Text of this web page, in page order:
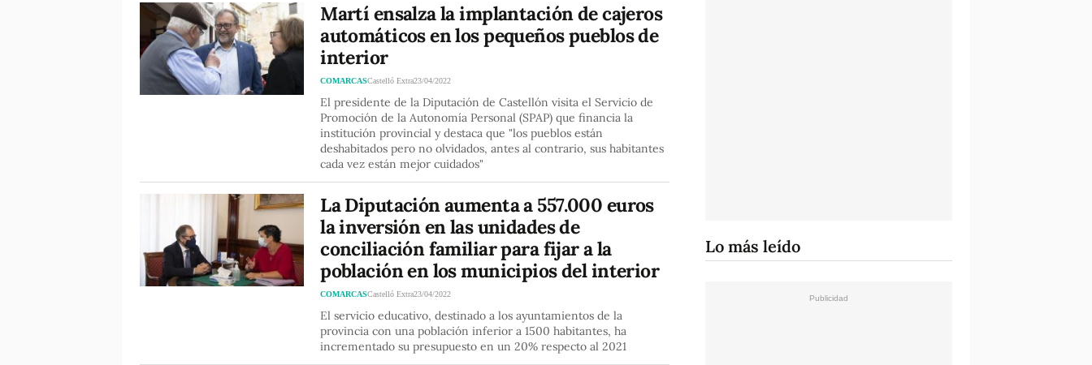
Martí ensalza la implantación de cajeros
automáticos en los pequeños pueblos de
interior
COMARCASCastelló Extra23/04/2022
El presidente de la Diputación de Castellón visita el Servicio de
Promoción de la Autonomía Personal (SPAP) que financia la
institución provincial y destaca que "los pueblos están
deshabitados pero no olvidados, antes al contrario, sus habitantes
cada vez están mejor cuidados"
La Diputación aumenta a 557.000 euros
la inversión en las unidades de
conciliación familiar para fijar a la
población en los municipios del interior
COMARCASCastelló Extra23/04/2022
El servicio educativo, destinado a los ayuntamientos de la
provincia con una población inferior a 1500 habitantes, ha
incrementado su presupuesto en un 20% respecto al 2021
Lo más leído